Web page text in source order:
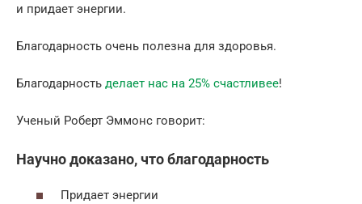
и придает энергии.
Благодарность очень полезна для здоровья.
Благодарность делает нас на 25% счастливее!
Ученый Роберт Эммонс говорит:
Научно доказано, что благодарность
Придает энергии